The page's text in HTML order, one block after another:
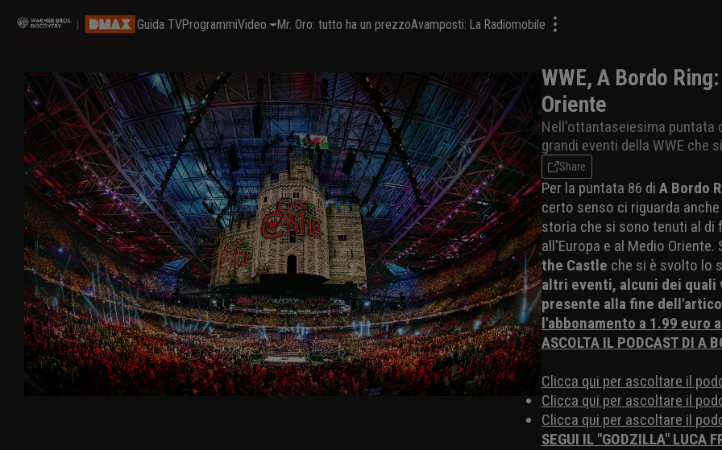
Guida TVProgrammiVideo Mr. Oro: tutto ha un prezzoAvamposti: La Radiomobile
WWE, A Bordo
Oriente
Nell'ottantaseiesima puntata
grandi eventi della WWE
Share
Per la puntata 86 di A Bordo
certo senso ci riguarda
storia che si sono tenuti al
all'Europa e al Medio
the Castle che si è svolto lo
altri eventi, alcuni dei quali
presente alla fine
l'abbonamento a 1.99 euro
ASCOLTA IL PODCAST DI A
Clicca qui per ascoltare il
Clicca qui per ascoltare il
Clicca qui per ascoltare il
SEGUI IL "GODZILLA" LUCA